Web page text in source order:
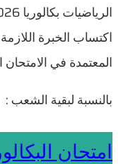
اكتساب الخبرة
المعتمدة في
بالنسبة لبقية الشعب :